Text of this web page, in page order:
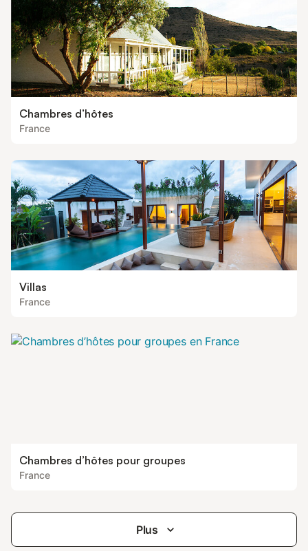
Chambres d’hôtes
France
Villas
France
Chambres d’hôtes pour groupes
France
Plus